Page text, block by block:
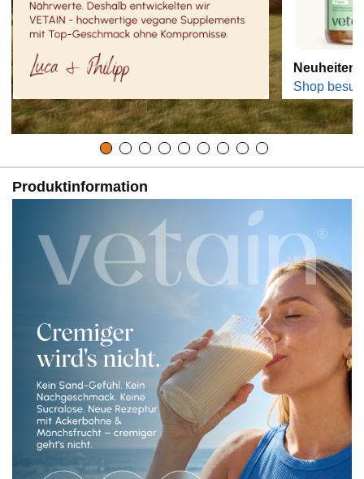
Neuheiten
Shop
Produktinformation